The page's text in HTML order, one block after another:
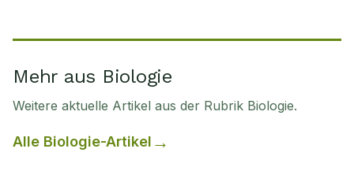
Mehr aus Biologie
Weitere aktuelle Artikel aus der Rubrik Biologie.
Alle Biologie-Artikel